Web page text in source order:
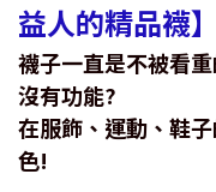
益人的精品襪】
襪子一直是不被看
沒有功能?
在服飾、運動、鞋
色!